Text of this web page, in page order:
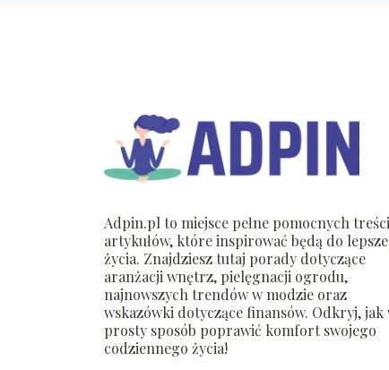
Adpin.pl to miejsce pełne pomocnych
artykułów, które inspirować będą do
życia. Znajdziesz tutaj porady dotyczące
aranżacji wnętrz, pielęgnacji ogrodu,
najnowszych trendów w modzie oraz
wskazówki dotyczące finansów. Odkryj, jak
prosty sposób poprawić komfort swojego
codziennego życia!